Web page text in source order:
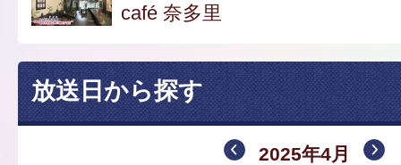
café 奈多里
放送日から探す
2025年4月